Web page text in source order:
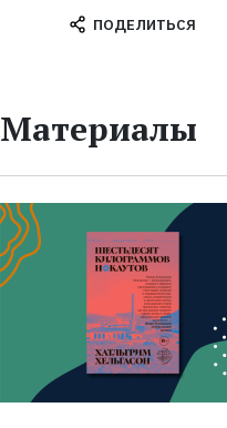
ПОДЕЛИТЬСЯ
Материалы